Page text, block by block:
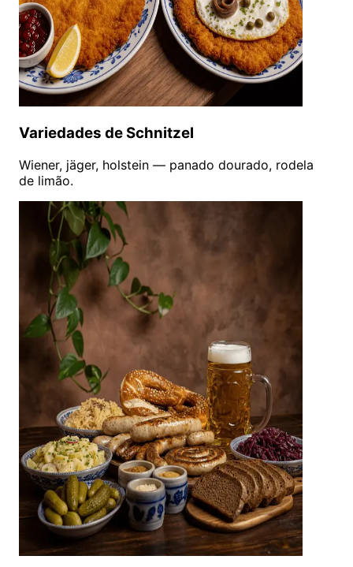
Variedades de Schnitzel
Wiener, jäger, holstein — panado dourado, rodela
de limão.